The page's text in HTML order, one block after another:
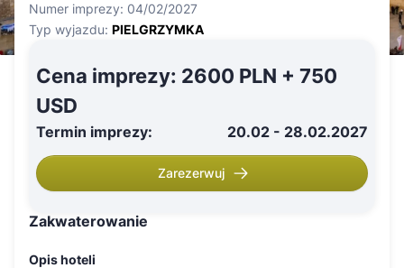
Numer imprezy: 04/02/2027
Typ wyjazdu: PIELGRZYMKA
Cena imprezy: 2600 PLN + 750
USD
Termin imprezy: 20.02 - 28.02.2027
Zarezerwuj
Zakwaterowanie
Opis hoteli